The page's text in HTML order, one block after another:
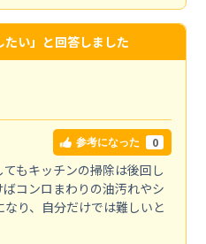
たい」と回答しました
参考になった 0
もキッチンの掃除は後回し
コンロまわりの油汚れやシ
り、自分だけでは難しいと